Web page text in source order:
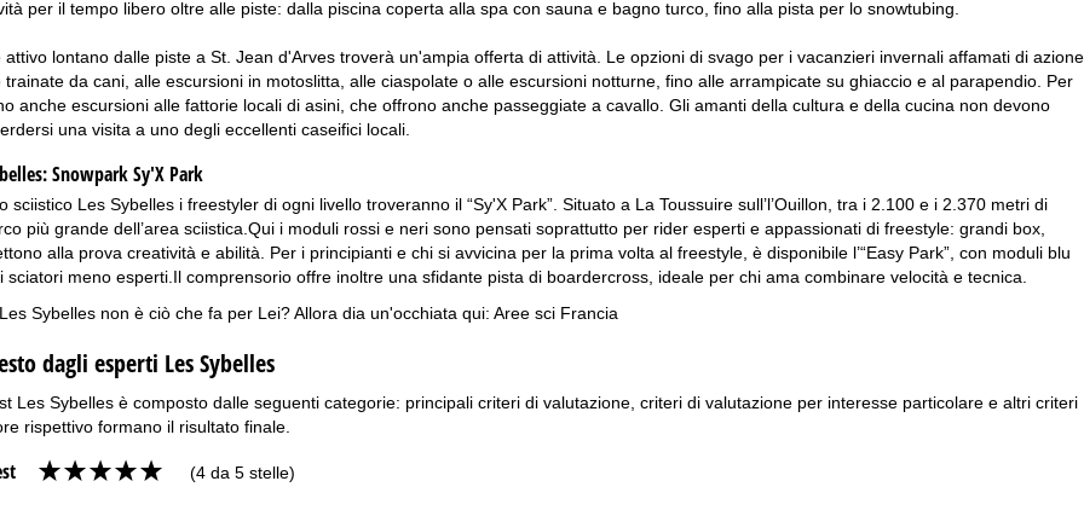
per il tempo libero oltre alle piste: dalla piscina coperta alla spa con sauna e bagno turco, fino alla pista per lo snowtubing.
attivo lontano dalle piste a St. Jean d'Arves troverà un'ampia offerta di attività. Le opzioni di svago per i vacanzieri invernali affamati di azione
trainate da cani, alle escursioni in motoslitta, alle ciaspolate o alle escursioni notturne, fino alle arrampicate su ghiaccio e al parapendio. Per
anche escursioni alle fattorie locali di asini, che offrono anche passeggiate a cavallo. Gli amanti della cultura e della cucina non devono
una visita a uno degli eccellenti caseifici locali.
Snowpark Sy'X Park
sciistico Les Sybelles i freestyler di ogni livello troveranno il “Sy'X Park”. Situato a La Toussuire sull’l’Ouillon, tra i 2.100 e i 2.370 metri di
più grande dell’area sciistica.Qui i moduli rossi e neri sono pensati soprattutto per rider esperti e appassionati di freestyle: grandi box,
alla prova creatività e abilità. Per i principianti e chi si avvicina per la prima volta al freestyle, è disponibile l’“Easy Park”, con moduli blu
sciatori meno esperti.Il comprensorio offre inoltre una sfidante pista di boardercross, ideale per chi ama combinare velocità e tecnica.
Sybelles non è ciò che fa per Lei? Allora dia un'occhiata qui: Aree sci Francia
dagli esperti Les Sybelles
Les Sybelles è composto dalle seguenti categorie: principali criteri di valutazione, criteri di valutazione per interesse particolare e altri criteri
rispettivo formano il risultato finale.
(4 da 5 stelle)